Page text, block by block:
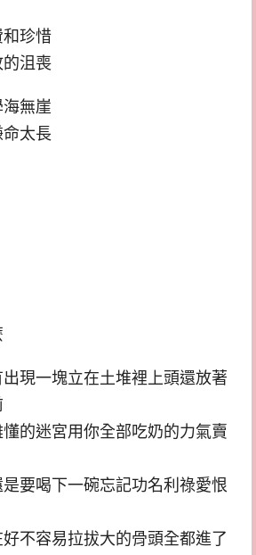
珍惜
沮喪
無崖
太長
現一塊立在土堆裡上頭還放著
的迷宮用你全部吃奶的力氣賣
要喝下一碗忘記功名利祿愛恨
不容易拉拔大的骨頭全都進了